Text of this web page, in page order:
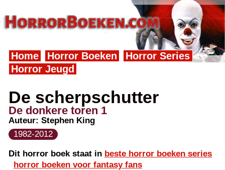
Home Horror Boeken
Horror Series
Horror Jeugd
De scherpschutter
De donkere toren 1
Auteur: Stephen King
1982-2012
Dit horror boek staat in beste horror boeken series
horror boeken voor fantasy fans